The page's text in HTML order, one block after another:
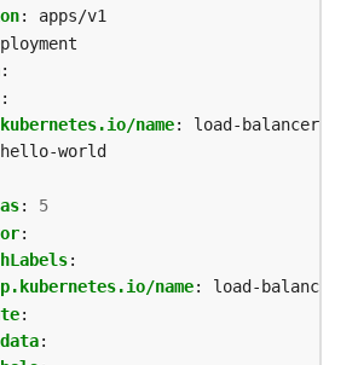
:
apps/v1
:
:
name:
load-balancer-
hello-world
:
5
:
:
name:
load-balancer-
:
: